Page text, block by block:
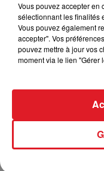
— BFMTV
Même après le
meilleure amie
Vous pouvez accepter en
sélectionnant les finalités
Vous pouvez également
accepter". Vos
pouvez mettre à jour vos
moment via le lien "Gérer